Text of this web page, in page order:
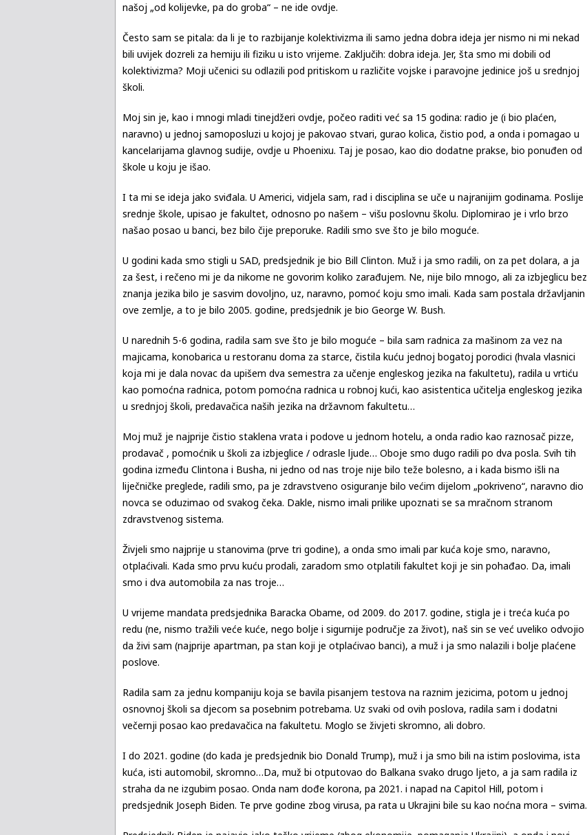
našoj „od kolijevke, pa do groba“ – ne ide ovdje.
Često sam se pitala: da li je to razbijanje kolektivizma ili samo jedna dobra ideja jer nismo ni mi nekad
bili uvijek dozreli za hemiju ili fiziku u isto vrijeme. Zaključih: dobra ideja. Jer, šta smo mi dobili od
kolektivizma? Moji učenici su odlazili pod pritiskom u različite vojske i paravojne jedinice još u srednjoj
školi.
Moj sin je, kao i mnogi mladi tinejdžeri ovdje, počeo raditi već sa 15 godina: radio je (i bio plaćen,
naravno) u jednoj samoposluzi u kojoj je pakovao stvari, gurao kolica, čistio pod, a onda i pomagao u
kancelarijama glavnog sudije, ovdje u Phoenixu. Taj je posao, kao dio dodatne prakse, bio ponuđen od
škole u koju je išao.
I ta mi se ideja jako sviđala. U Americi, vidjela sam, rad i disciplina se uče u najranijim godinama. Poslije
srednje škole, upisao je fakultet, odnosno po našem – višu poslovnu školu. Diplomirao je i vrlo brzo
našao posao u banci, bez bilo čije preporuke. Radili smo sve što je bilo moguće.
U godini kada smo stigli u SAD, predsjednik je bio Bill Clinton. Muž i ja smo radili, on za pet dolara, a ja
za šest, i rečeno mi je da nikome ne govorim koliko zarađujem. Ne, nije bilo mnogo, ali za izbjeglicu bez
znanja jezika bilo je sasvim dovoljno, uz, naravno, pomoć koju smo imali. Kada sam postala državljanin
ove zemlje, a to je bilo 2005. godine, predsjednik je bio George W. Bush.
U narednih 5-6 godina, radila sam sve što je bilo moguće – bila sam radnica za mašinom za vez na
majicama, konobarica u restoranu doma za starce, čistila kuću jednoj bogatoj porodici (hvala vlasnici
koja mi je dala novac da upišem dva semestra za učenje engleskog jezika na fakultetu), radila u vrtiću
kao pomoćna radnica, potom pomoćna radnica u robnoj kući, kao asistentica učitelja engleskog jezika
u srednjoj školi, predavačica naših jezika na državnom fakultetu…
Moj muž je najprije čistio staklena vrata i podove u jednom hotelu, a onda radio kao raznosač pizze,
prodavač , pomoćnik u školi za izbjeglice / odrasle ljude… Oboje smo dugo radili po dva posla. Svih tih
godina između Clintona i Busha, ni jedno od nas troje nije bilo teže bolesno, a i kada bismo išli na
liječničke preglede, radili smo, pa je zdravstveno osiguranje bilo većim dijelom „pokriveno“, naravno dio
novca se oduzimao od svakog čeka. Dakle, nismo imali prilike upoznati se sa mračnom stranom
zdravstvenog sistema.
Živjeli smo najprije u stanovima (prve tri godine), a onda smo imali par kuća koje smo, naravno,
otplaćivali. Kada smo prvu kuću prodali, zaradom smo otplatili fakultet koji je sin pohađao. Da, imali
smo i dva automobila za nas troje…
U vrijeme mandata predsjednika Baracka Obame, od 2009. do 2017. godine, stigla je i treća kuća po
redu (ne, nismo tražili veće kuće, nego bolje i sigurnije područje za život), naš sin se već uveliko odvojio
da živi sam (najprije apartman, pa stan koji je otplaćivao banci), a muž i ja smo nalazili i bolje plaćene
poslove.
Radila sam za jednu kompaniju koja se bavila pisanjem testova na raznim jezicima, potom u jednoj
osnovnoj školi sa djecom sa posebnim potrebama. Uz svaki od ovih poslova, radila sam i dodatni
večernji posao kao predavačica na fakultetu. Moglo se živjeti skromno, ali dobro.
I do 2021. godine (do kada je predsjednik bio Donald Trump), muž i ja smo bili na istim poslovima, ista
kuća, isti automobil, skromno…Da, muž bi otputovao do Balkana svako drugo ljeto, a ja sam radila iz
straha da ne izgubim posao. Onda nam dođe korona, pa 2021. i napad na Capitol Hill, potom i
predsjednik Joseph Biden. Te prve godine zbog virusa, pa rata u Ukrajini bile su kao noćna mora – svima.